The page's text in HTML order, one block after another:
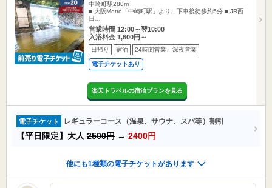
中崎町駅280m
■ 大阪Metro「中崎町駅」より、下車後徒歩約5分 ■ JR西
日…
営業時間 12:00～翌10:00
入浴料金 1,600円～
日帰り 宿泊 24時間営業、深夜営業
電子チケットあり
楽天トラベルの宿泊プランを見る
電子チケット レギュラーコース（温泉、サウナ、スパ等）割引
【平日限定】大人 2500円 → 2400円
他にも1種類の電子チケットがあります